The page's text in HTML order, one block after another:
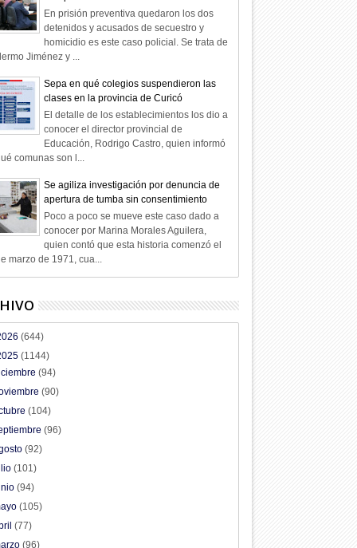
En prisión preventiva quedaron los dos
detenidos y acusados de secuestro y
homicidio es este caso policial. Se trata de
Jiménez y ...
Sepa en qué colegios suspendieron las
clases en la provincia de Curicó
El detalle de los establecimientos los dio a
conocer el director provincial de
Educación, Rodrigo Castro, quien informó
comunas son l...
Se agiliza investigación por denuncia de
apertura de tumba sin consentimiento
Poco a poco se mueve este caso dado a
conocer por Marina Morales Aguilera,
quien contó que esta historia comenzó el
marzo de 1971, cua...
(644)
(1144)
(94)
(90)
(104)
(96)
(92)
(101)
(94)
(105)
(77)
(96)